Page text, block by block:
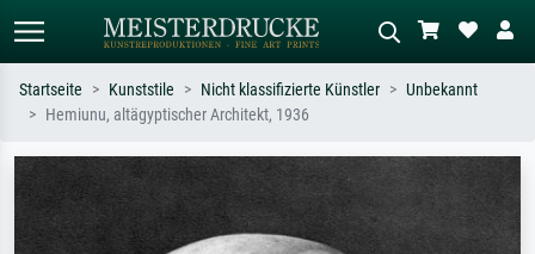
Suchen Sie nach Künstlern, Werktiteln
oder Stilen – z.B. Monet,
Sternennacht, Impressionismus, Welle
Hokusai, Akt.
Beschreiben Sie die Szene – z.B. Grüne
Wiese, Abstrakt mit viel Rot, Dunkles
Ölgemälde, Stehender Akt neben einem
Startseite Kunststile Nicht klassifizierte Künstler
Unbekannt
Hemiunu, altägyptischer Architekt, 1936